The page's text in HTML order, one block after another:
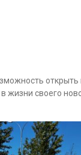
открыть
своего